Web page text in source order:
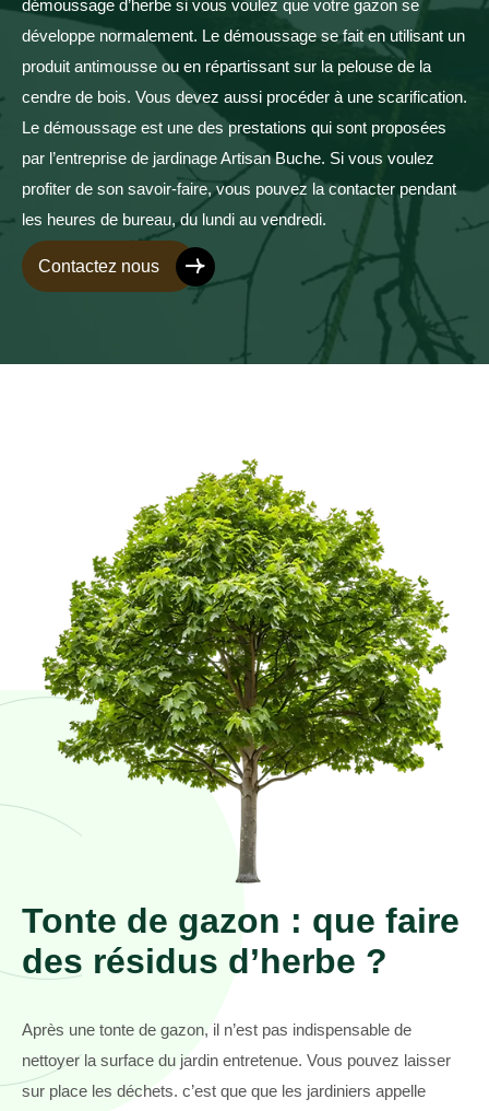
démoussage d’herbe si vous voulez que votre gazon se
développe normalement. Le démoussage se fait en utilisant un
produit antimousse ou en répartissant sur la pelouse de la
cendre de bois. Vous devez aussi procéder à une scarification.
Le démoussage est une des prestations qui sont proposées
par l’entreprise de jardinage Artisan Buche. Si vous voulez
profiter de son savoir-faire, vous pouvez la contacter pendant
les heures de bureau, du lundi au vendredi.
Contactez nous
Tonte de gazon : que faire
des résidus d’herbe ?
Après une tonte de gazon, il n’est pas indispensable de
nettoyer la surface du jardin entretenue. Vous pouvez laisser
sur place les déchets. c’est que que les jardiniers appelle